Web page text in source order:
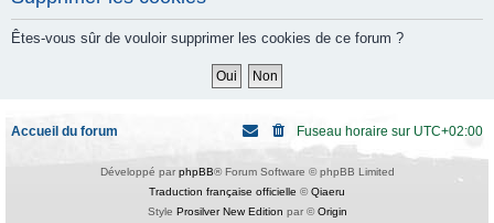
Êtes-vous sûr de vouloir supprimer les cookies de ce forum ?
Accueil du forum Fuseau horaire sur UTC+02:00
Développé par phpBB® Forum Software © phpBB Limited
Traduction française officielle ©Qiaeru
Style Prosilver New Edition par ©Origin